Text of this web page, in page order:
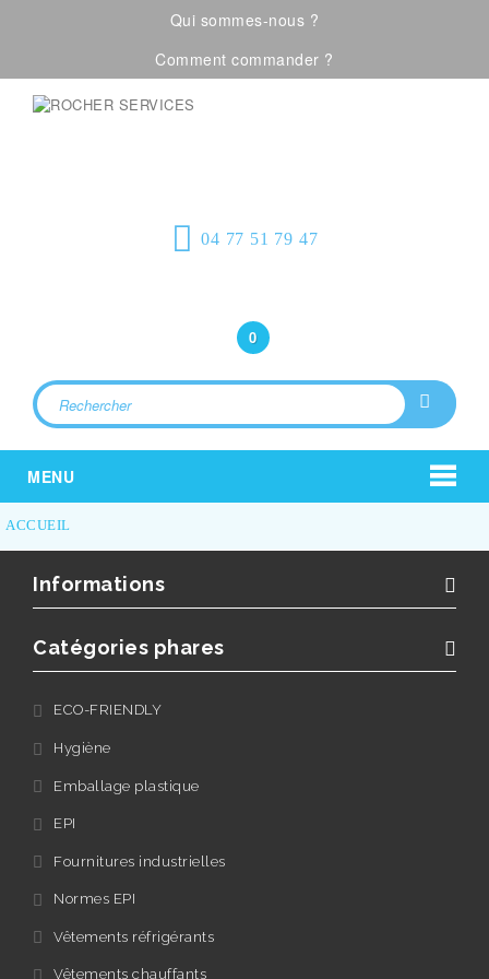
Qui sommes-nous ?
Comment commander ?
04 77 51 79 47
0
MENU
ACCUEIL
Informations
Catégories phares
ECO-FRIENDLY
Hygiène
Emballage plastique
EPI
Fournitures industrielles
Normes EPI
Vêtements réfrigérants
Vêtements chauffants